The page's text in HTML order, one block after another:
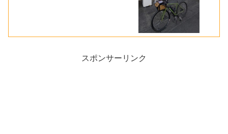
スポンサーリンク